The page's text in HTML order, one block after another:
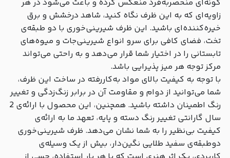
گونه‌ای منحصربه‌فرد منعکس کرده و باعث می‌شود در هر
زاویه‌ای که به این ظرف نگاه کنید، شاهد درخشش و برق
خیره‌کننده‌ای باشید. این ظرف شیرینی‌خوری با دو طبقه‌ی
تخت، فضای کافی برای سرو انواع شیرینی‌جات و میوه‌های
تابستانی را در اختیار شما قرار می‌دهد و به راحتی می‌تواند
مرکز توجه هر میز پذیرایی باشد.
با توجه به کیفیت بالای مواد به‌کاررفته در ساخت این ظرف،
شما می‌توانید از دوام و مقاومت آن در برابر زنگ‌زدگی و تغییر
رنگ اطمینان داشته باشید. همچنین، این محصول با ارائه‌ی 2
سال گارانتی تغییر رنگ دسته و پایه، تعهد ما به ارائه‌ی
کیفیت بی‌نظیر را به شما نشان می‌دهد. ظرف شیرینی‌خوری
دوطبقه‌ی سفید طلایی نگین‌دار، بیش از یک وسیله‌ی